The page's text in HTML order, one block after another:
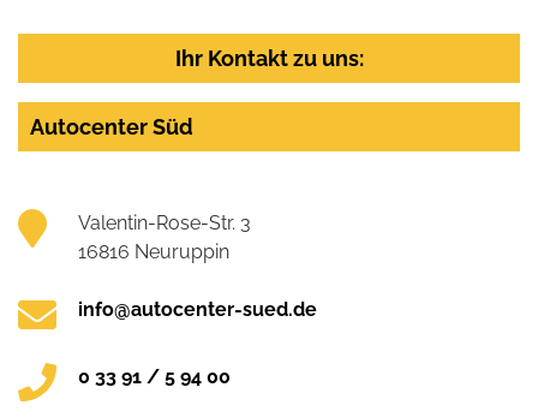
Ihr Kontakt zu uns:
Autocenter Süd
Valentin-Rose-Str. 3
16816 Neuruppin
info@autocenter-sued.de
0 33 91 / 5 94 00